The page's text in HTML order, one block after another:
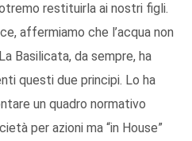
restituirla ai nostri figli.
affermiamo che l’acqua non
Basilicata, da sempre, ha
questi due principi. Lo ha
un quadro normativo
per azioni ma “in House”